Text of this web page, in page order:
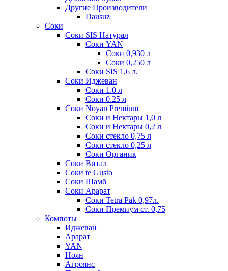
Другие Производители
Dausuz
Соки
Соки SIS Натурал
Соки YAN
Соки 0,930 л
Соки 0,250 л
Соки SIS 1,6 л.
Соки Иджеван
Соки 1.0 л
Соки 0.25 л
Соки Noyan Premium
Соки и Нектары 1,0 л
Соки и Нектары 0,2 л
Соки стекло 0,75 л
Соки стекло 0,25 л
Соки Органик
Соки Витал
Соки te Gusto
Соки Шамб
Соки Арарат
Соки Tetra Pak 0,97л.
Соки Премиум ст. 0,75
Компоты
Иджеван
Арарат
YAN
Ноян
Агроянс